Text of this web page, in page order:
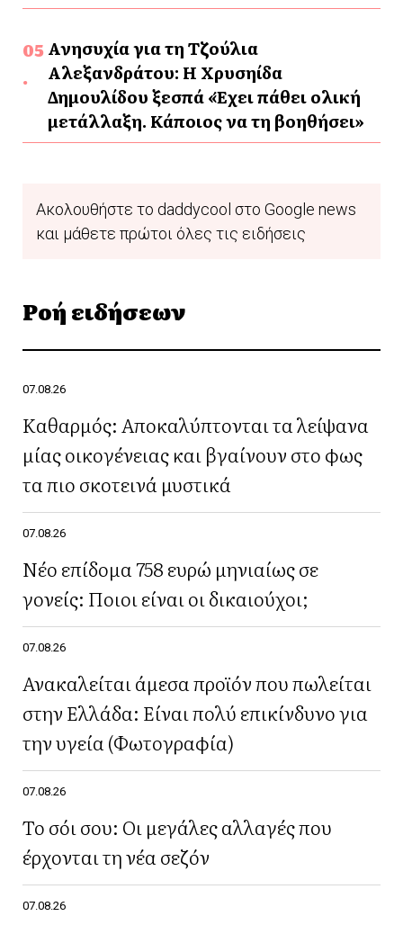
Ανησυχία για τη Τζούλια
Αλεξανδράτου: Η Χρυσηίδα
Δημουλίδου ξεσπά «Έχει πάθει ολική
μετάλλαξη. Κάποιος να τη βοηθήσει»
Ακολουθήστε το daddycool στο Google news
και μάθετε πρώτοι όλες τις ειδήσεις
Ροή ειδήσεων
07.08.26
Καθαρμός: Αποκαλύπτονται τα λείψανα
μίας οικογένειας και βγαίνουν στο φως
τα πιο σκοτεινά μυστικά
07.08.26
Νέο επίδομα 758 ευρώ μηνιαίως σε
γονείς: Ποιοι είναι οι δικαιούχοι;
07.08.26
Ανακαλείται άμεσα προϊόν που πωλείται
στην Ελλάδα: Είναι πολύ επικίνδυνο για
την υγεία (Φωτογραφία)
07.08.26
Το σόι σου: Οι μεγάλες αλλαγές που
έρχονται τη νέα σεζόν
07.08.26